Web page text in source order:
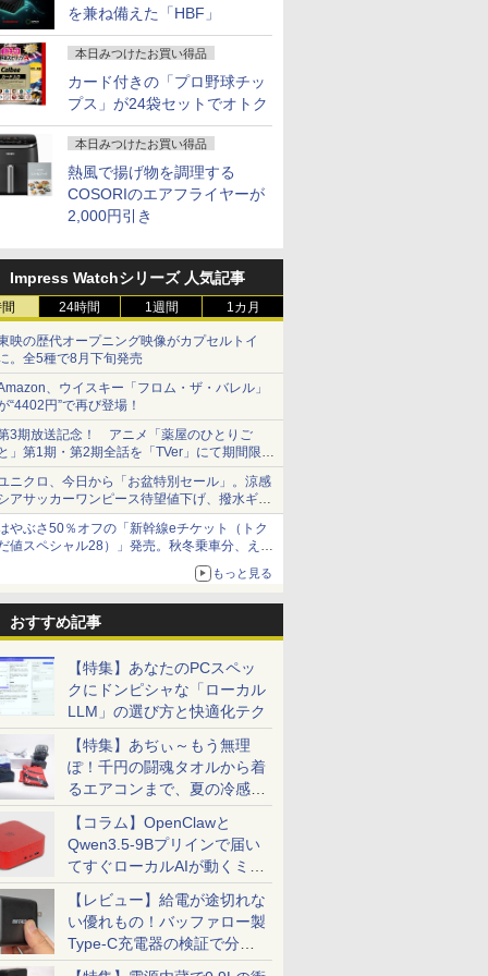
を兼ね備えた「HBF」
本日みつけたお買い得品
カード付きの「プロ野球チッ
プス」が24袋セットでオトク
本日みつけたお買い得品
熱風で揚げ物を調理する
COSORIのエアフライヤーが
2,000円引き
Impress Watchシリーズ 人気記事
24時間 1週間 1カ月
映の歴代オープニング映像がカプセルトイ
。全5種で8月下旬発売
、ウイスキー「フロム・ザ・バレル」
“4402円”で再び登場！
3期放送記念！ アニメ「薬屋のひとりご
」第1期・第2期全話を「TVer」にて期間限定
順次無料配信開始
ニクロ、今日から「お盆特別セール」。涼感
アサッカーワンピース待望値下げ、撥水ギア
ョーツは1990円に
やぶさ50％オフの「新幹線eチケット（トク
値スペシャル28）」発売。秋冬乗車分、えき
もっと見る
おすすめ記事
【特集】あなたのPCスペッ
クにドンピシャな「ローカル
LLM」の選び方と快適化テク
【特集】あぢぃ～もう無理
ぽ！千円の闘魂タオルから着
るエアコンまで、夏の冷感グ
ッズ一挙紹介
【コラム】OpenClawと
Qwen3.5-9Bプリインで届い
てすぐローカルAIが動くミニ
PC「SER9 Pro」
【レビュー】給電が途切れな
い優れもの！バッファロー製
Type-C充電器の検証で分か
ったこと